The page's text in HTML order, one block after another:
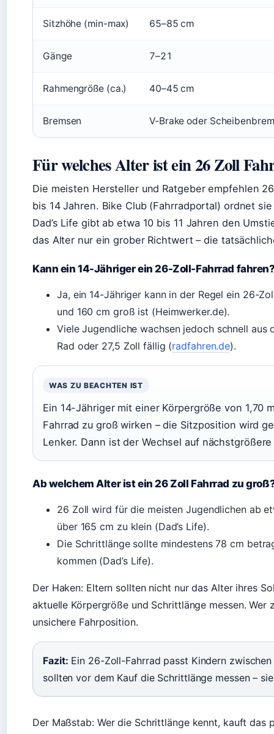
Sitzhöhe (min-max) 65–85 cm
Gänge 7–21
Rahmengröße (ca.) 40–45 cm
Bremsen V-Brake oder
Für welches Alter ist ein 26 Zoll
Die meisten Hersteller und Ratgeber empfehlen
bis 14 Jahren. Bike Club (Fahrradportal) ordnet
Dad’s Life gibt ab etwa 10 bis 11 Jahren den
das Alter nur ein grober Richtwert – die
Kann ein 14-Jähriger ein 26-Zoll-Fahrrad
Ja, ein 14-Jähriger kann in der Regel ein 26-
und 160 cm groß ist (Heimwerker.de).
Viele Jugendliche wachsen jedoch schnell
Rad oder 27,5 Zoll fällig (radfahren.de).
WAS ZU BEACHTEN IST
Ein 14-Jähriger mit einer Körpergröße von 1,70
Fahrrad zu groß wirken – die Sitzposition wird
Lenker. Dann ist der Wechsel auf
Ab welchem Alter ist ein 26 Zoll Fahrrad zu
26 Zoll wird für die meisten Jugendlichen ab
über 165 cm zu klein (Dad’s Life).
Die Schrittlänge sollte mindestens 78 cm
kommen (Dad’s Life).
Der Haken: Eltern sollten nicht nur das Alter ihres
aktuelle Körpergröße und Schrittlänge messen.
unsichere Fahrposition.
Fazit: Ein 26-Zoll-Fahrrad passt Kindern
sollten vor dem Kauf die Schrittlänge messen –
Der Maßstab: Wer die Schrittlänge kennt, kauft das